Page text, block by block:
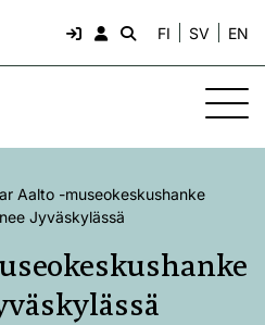
FI SV EN
Aalto -museokeskushanke
Jyväskylässä